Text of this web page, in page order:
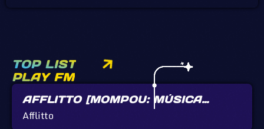
TOP LIST
PLAY FM
AFFLITTO [MOMPOU: MÚSICA
CALLADA]
Afflitto